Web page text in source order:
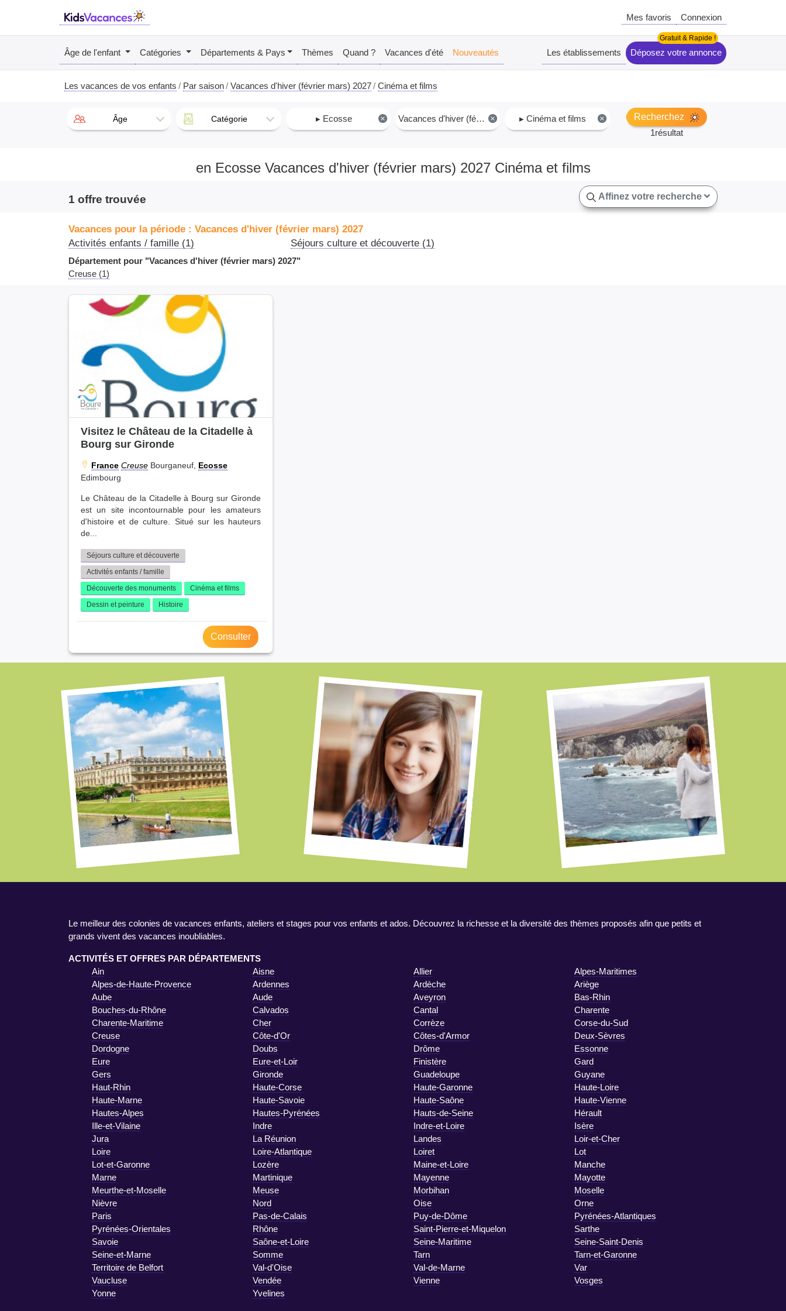
Mes favoris Connexion
Âge de l'enfant Catégories Départements & Pays Thèmes Quand ? Vacances d'été Nouveautés Les établissements Déposez votre annonce
Les vacances de vos enfants Par saison Vacances d'hiver (février mars) 2027 Cinéma et films
Âge Catégorie ×
▸ Ecosse ×
Vacances d'hiver (février mars) 2027 ×
▸ Cinéma et films
Recherchez
1résultat
en Ecosse Vacances d'hiver (février mars) 2027 Cinéma et films
1 offre trouvée Affinez votre recherche
Vacances pour la période : Vacances d'hiver (février mars) 2027
Activités enfants / famille (1)
Séjours culture et découverte (1)
Département pour "Vacances d'hiver (février mars) 2027"
Creuse (1)
Visitez le Château de la Citadelle à
Bourg sur Gironde
France Creuse Bourganeuf, Ecosse
Edimbourg
Le Château de la Citadelle à Bourg sur Gironde
est un site incontournable pour les amateurs
d'histoire et de culture. Situé sur les hauteurs
de...
Séjours culture et découverte
Activités enfants / famille
Découverte des monuments
Cinéma et films
Dessin et peinture
Histoire
Consulter
Le meilleur des colonies de vacances enfants, ateliers et stages pour vos enfants et ados. Découvrez la richesse et la diversité des thèmes proposés afin que petits et
grands vivent des vacances inoubliables.
ACTIVITÉS ET OFFRES PAR DÉPARTEMENTS
Ain
Aisne Allier
Alpes-Maritimes
Alpes-de-Haute-Provence
Ardennes Ardèche
Ariège
Aube
Aude Aveyron
Bas-Rhin
Bouches-du-Rhône
Calvados Cantal
Charente
Charente-Maritime
Cher Corrèze
Corse-du-Sud
Creuse
Côte-d'Or Côtes-d'Armor
Deux-Sèvres
Dordogne
Doubs Drôme
Essonne
Eure
Eure-et-Loir Finistère
Gard
Gers
Gironde Guadeloupe
Guyane
Haut-Rhin
Haute-Corse Haute-Garonne
Haute-Loire
Haute-Marne
Haute-Savoie Haute-Saône
Haute-Vienne
Hautes-Alpes
Hautes-Pyrénées Hauts-de-Seine
Hérault
Ille-et-Vilaine
Indre Indre-et-Loire
Isère
Jura
La Réunion Landes
Loir-et-Cher
Loire
Loire-Atlantique Loiret
Lot
Lot-et-Garonne
Lozère Maine-et-Loire
Manche
Marne
Martinique Mayenne
Mayotte
Meurthe-et-Moselle
Meuse Morbihan
Moselle
Nièvre
Nord Oise
Orne
Paris
Pas-de-Calais Puy-de-Dôme
Pyrénées-Atlantiques
Pyrénées-Orientales
Rhône Saint-Pierre-et-Miquelon
Sarthe
Savoie
Saône-et-Loire Seine-Maritime
Seine-Saint-Denis
Seine-et-Marne
Somme Tarn
Tarn-et-Garonne
Territoire de Belfort
Val-d'Oise Val-de-Marne
Var
Vaucluse
Vendée Vienne
Vosges
Yonne
Yvelines